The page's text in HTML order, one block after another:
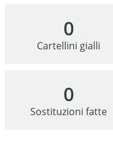
0
Cartellini gialli
0
Sostituzioni fatte